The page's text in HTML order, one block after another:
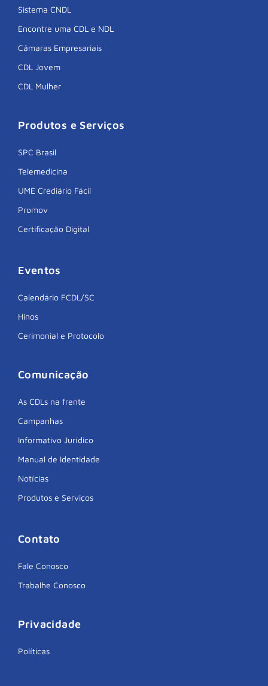
Sistema CNDL
Encontre uma CDL e NDL
Câmaras Empresariais
CDL Jovem
CDL Mulher
Produtos e Serviços
SPC Brasil
Telemedicina
UME Crediário Fácil
Promov
Certificação Digital
Eventos
Calendário FCDL/SC
Hinos
Cerimonial e Protocolo
Comunicação
As CDLs na frente
Campanhas
Informativo Jurídico
Manual de Identidade
Notícias
Produtos e Serviços
Contato
Fale Conosco
Trabalhe Conosco
Privacidade
Políticas